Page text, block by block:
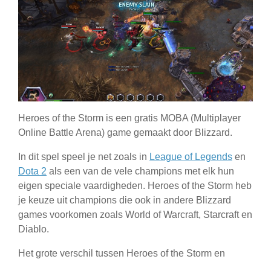
Heroes of the Storm is een gratis MOBA (Multiplayer
Online Battle Arena) game gemaakt door Blizzard.
In dit spel speel je net zoals in League of Legends en
Dota 2 als een van de vele champions met elk hun
eigen speciale vaardigheden. Heroes of the Storm heb
je keuze uit champions die ook in andere Blizzard
games voorkomen zoals World of Warcraft, Starcraft en
Diablo.
Het grote verschil tussen Heroes of the Storm en